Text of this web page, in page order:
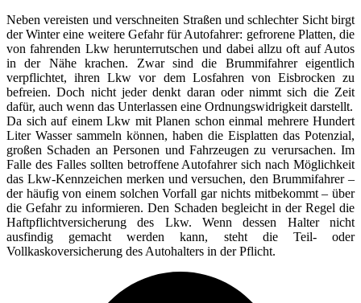
Neben vereisten und verschneiten Straßen und schlechter Sicht birgt
der Winter eine weitere Gefahr für Autofahrer: gefrorene Platten, die
von fahrenden Lkw herunterrutschen und dabei allzu oft auf Autos
in der Nähe krachen. Zwar sind die Brummifahrer eigentlich
verpflichtet, ihren Lkw vor dem Losfahren von Eisbrocken zu
befreien. Doch nicht jeder denkt daran oder nimmt sich die Zeit
dafür, auch wenn das Unterlassen eine Ordnungswidrigkeit darstellt.
Da sich auf einem Lkw mit Planen schon einmal mehrere Hundert
Liter Wasser sammeln können, haben die Eisplatten das Potenzial,
großen Schaden an Personen und Fahrzeugen zu verursachen. Im
Falle des Falles sollten betroffene Autofahrer sich nach Möglichkeit
das Lkw-Kennzeichen merken und versuchen, den Brummifahrer –
der häufig von einem solchen Vorfall gar nichts mitbekommt – über
die Gefahr zu informieren. Den Schaden begleicht in der Regel die
Haftpflichtversicherung des Lkw. Wenn dessen Halter nicht
ausfindig gemacht werden kann, steht die Teil- oder
Vollkaskoversicherung des Autohalters in der Pflicht.